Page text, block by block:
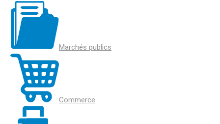
Marchés publics
Commerce